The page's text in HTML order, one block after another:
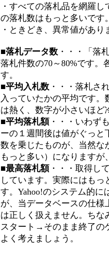
・すべての落札品を網羅
の落札数はもっと多いです
・ときどき、異常値があ
■落札データ数 ・・・「落
落札件数の70～80%です。
す。
■平均入札数 ・・・落札さ
入っていたかの平均です
は熱く、数字が小さいほど
■平均落札額 ・・・いわず
ーの１週間後は値がぐっと
数を乗じたものが、当然な
もっと多い）になります
■最高落札額 ・・・取得し
しています。実際にはも
す。Yahoo!のシステム的に
が、当データベースの仕様
は正しく扱えません。ちな
スタート→そのまま終了の
よく考えましょう。